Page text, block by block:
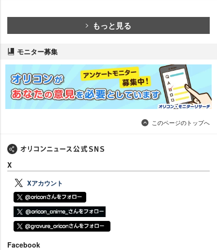
もっと見る
モニター募集
このページのトップへ
X
Xアカウント
Facebook